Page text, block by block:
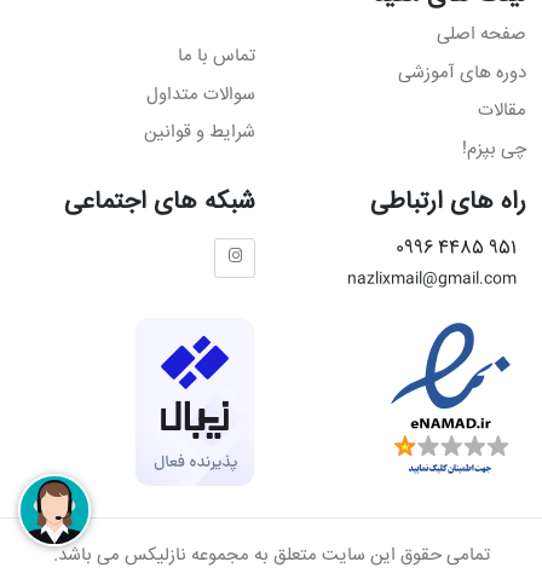
صفحه اصلی
دوره های آموزشی
مقالات
چی بپزم!
تماس با ما
سوالات متداول
شرایط و قوانین
راه های ارتباطی
951 4485 0996
nazlixmail@gmail.com
شبکه های اجتماعی
تمامی حقوق این سایت متعلق به مجموعه نازلیکس می باشد.